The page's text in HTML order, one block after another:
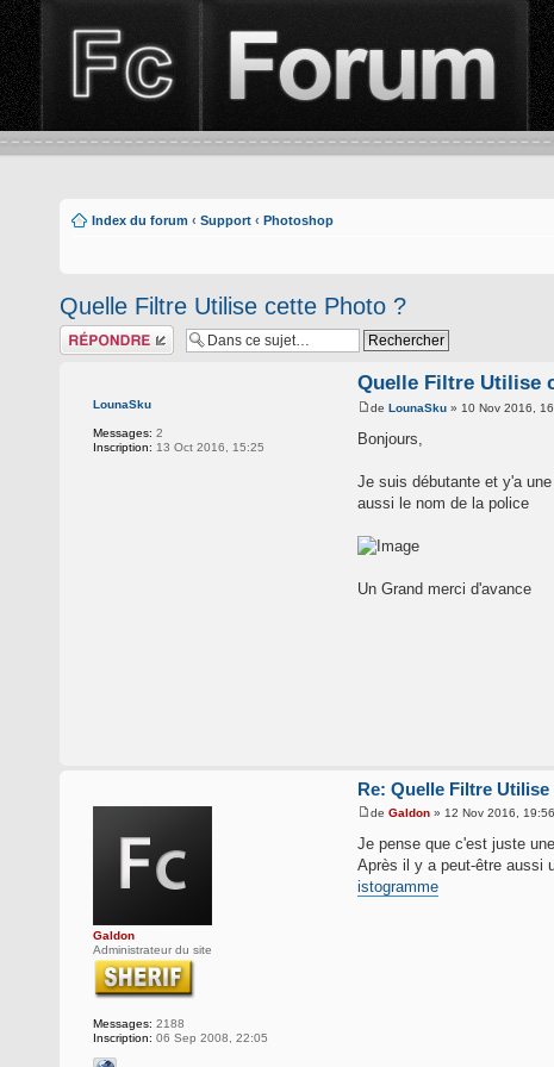
Index du forum ‹ Support ‹ Photoshop
Quelle Filtre Utilise cette Photo ?
Répondre
LounaSku
Messages: 2
Inscription: 13 Oct 2016, 15:25
Quelle Filtre Utilise
de LounaSku » 10 Nov 2016,
Bonjours,
Je suis débutante et y'a
aussi le nom de la police
Un Grand merci d'avance
Galdon
Administrateur du site
Messages: 2188
Inscription: 06 Sep 2008, 22:05
Re: Quelle Filtre
de Galdon » 12 Nov 2016, 19:56
Je pense que c'est juste
Après il y a peut-être aussi
istogramme